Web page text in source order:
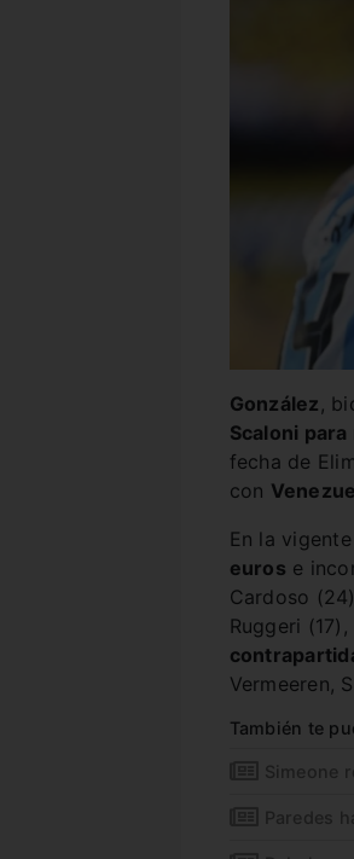
González ,
Scaloni
fecha de
con
En la
euros e
Cardoso
Ruggeri
Vermeeren,
También te
Simeone
Paredes